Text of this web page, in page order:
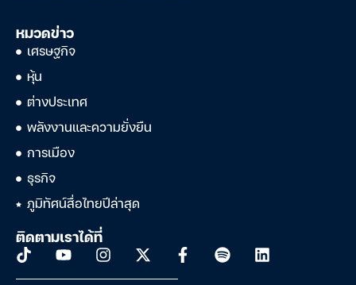
หมวดข่าว
เศรษฐกิจ
หุ้น
ต่างประเทศ
พลังงานและความยั่งยืน
การเมือง
ธุรกิจ
ภูมิทัศน์สื่อไทยปีล่าสุด
ติดตามเราได้ที่